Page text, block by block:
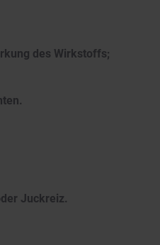
des Wirkstoffs;
Juckreiz.